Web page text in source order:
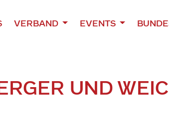
VERBAND EVENTS
UND